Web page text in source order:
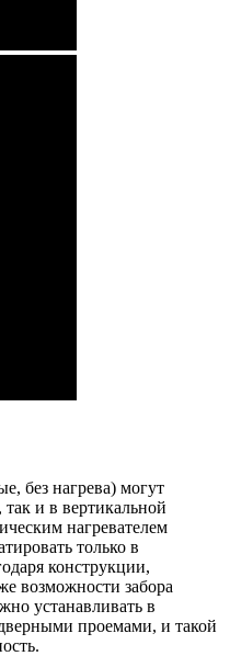
без нагрева) могут
так и в вертикальной
нагревателем
только в
конструкции,
возможности забора
устанавливать в
проемами, и такой